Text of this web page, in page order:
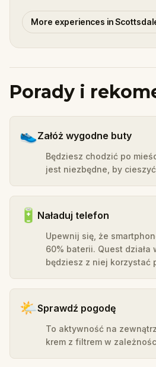
More experiences in
Porady i
👟Załóż wygodne buty
Będziesz chodzić po
jest niezbędne, by
🔋 Naładuj telefon
Upewnij się, że
60% baterii. Quest działa
będziesz z niej korzystać
🌤️Sprawdź pogodę
To aktywność na
krem z filtrem w